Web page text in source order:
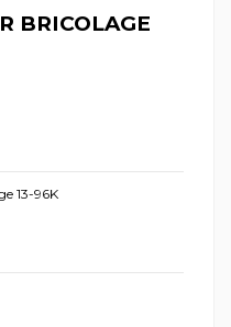
BRICOLAGE
13-96K